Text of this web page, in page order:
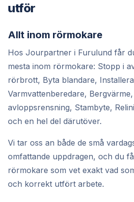
utför
Allt inom rörmokare
Hos Jourpartner i Furulund får
mesta inom rörmokare: Stopp i
rörbrott, Byta blandare,
Varmvattenberedare,
avloppsrensning, Stambyte,
och en hel del därutöver.
Vi tar oss an både de små
omfattande uppdragen, och du
rörmokare som vet exakt vad
och korrekt utfört arbete.